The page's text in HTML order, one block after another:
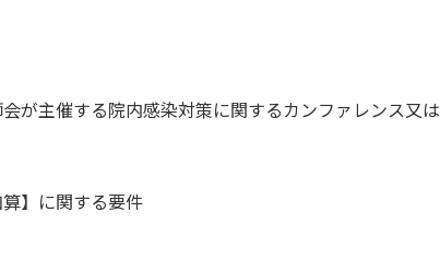
が主催する院内感染対策に関するカンファレンス又は
】に関する要件